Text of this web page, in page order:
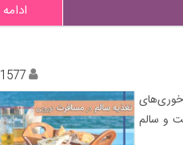
ادامه
1577
و سالم